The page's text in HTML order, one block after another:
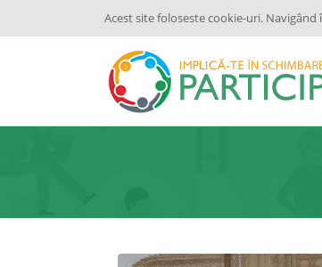
Acest site foloseste cookie-uri.